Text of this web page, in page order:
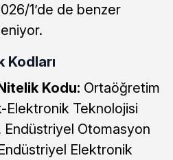
1’de de benzer
Kodları
Kodu: Ortaöğretim
Elektronik Teknolojisi
Endüstriyel Otomasyon
Elektronik